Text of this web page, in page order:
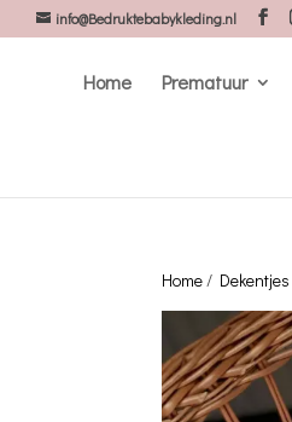
info@Bedruktebabykleding.nl
Home Prematuur
Home/ Dekentjes